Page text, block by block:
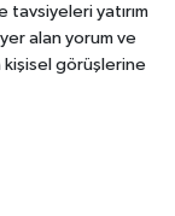
tavsiyeleri yatırım
alan yorum ve
kişisel görüşlerine